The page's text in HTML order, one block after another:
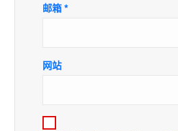
邮箱 *
网站